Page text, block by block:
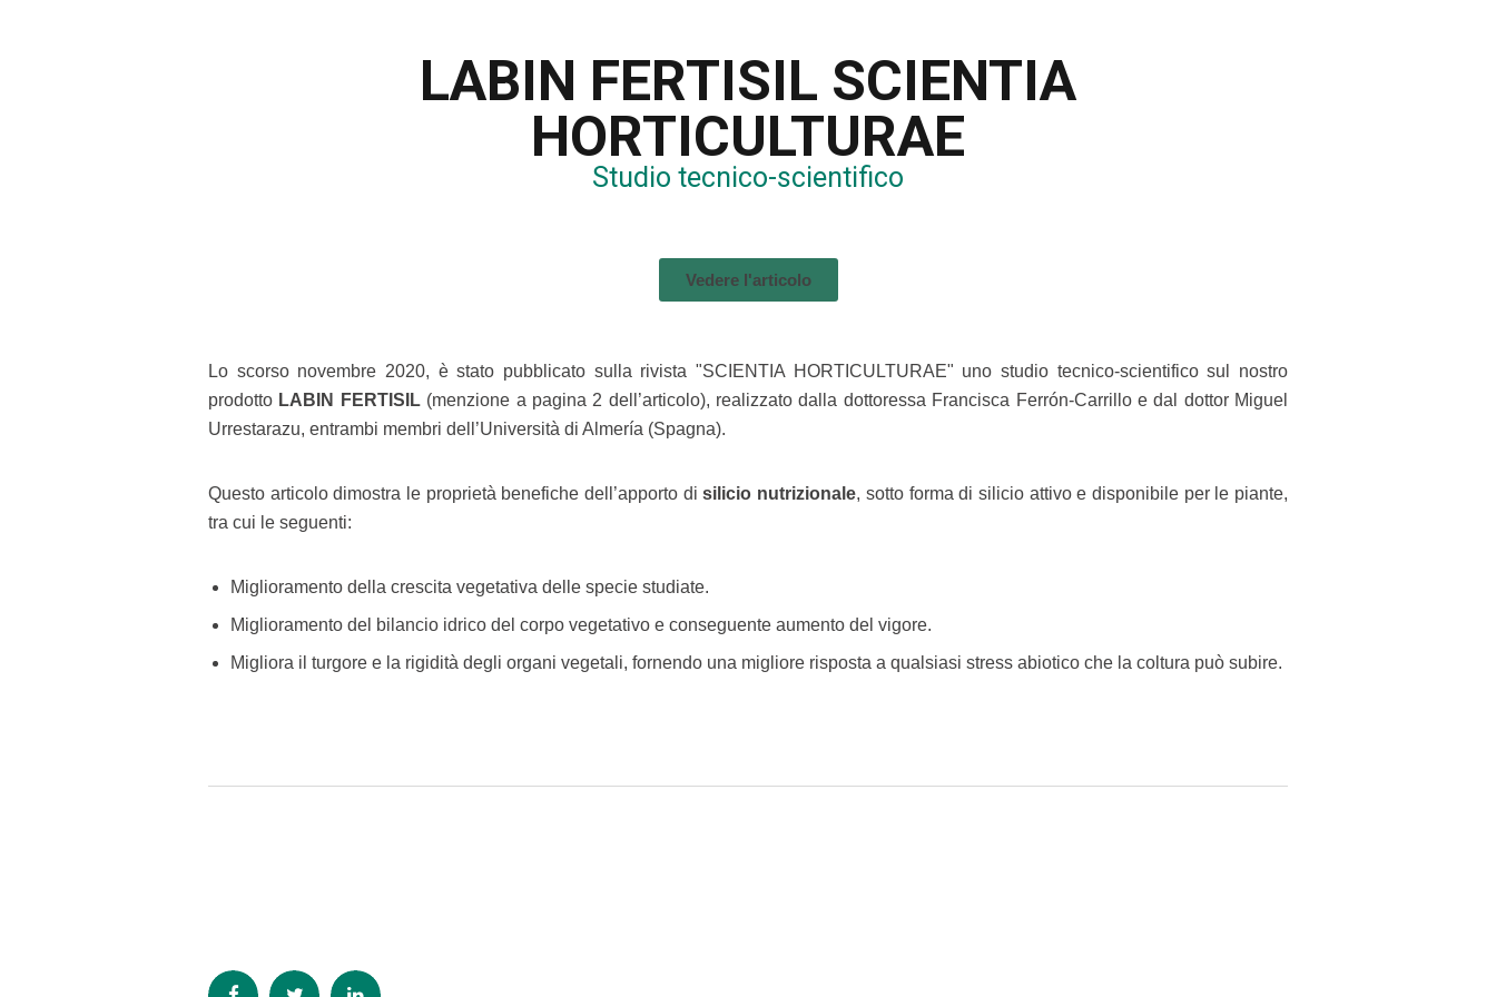
LABIN FERTISIL SCIENTIA
HORTICULTURAE
Studio tecnico-scientifico
Vedere l'articolo
Lo scorso novembre 2020, è stato pubblicato sulla rivista "SCIENTIA HORTICULTURAE" uno studio tecnico-scientifico sul nostro
prodotto LABIN FERTISIL(menzione a pagina 2 dell’articolo), realizzato dalla dottoressa Francisca Ferrón-Carrillo e dal dottor Miguel
Urrestarazu, entrambi membri dell’Università di Almería (Spagna).
Questo articolo dimostra le proprietà benefiche dell’apporto disilicio nutrizionale, sotto forma di silicio attivo e disponibile per le piante,
tra cui le seguenti:
Miglioramento della crescita vegetativa delle specie studiate.
Miglioramento del bilancio idrico del corpo vegetativo e conseguente aumento del vigore.
Migliora il turgore e la rigidità degli organi vegetali, fornendo una migliore risposta a qualsiasi stress abiotico che la coltura può subire.